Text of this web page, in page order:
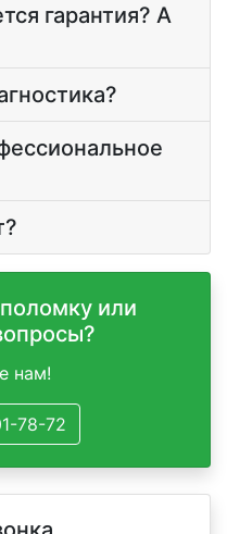
гарантия? А
или
нам!
78-72